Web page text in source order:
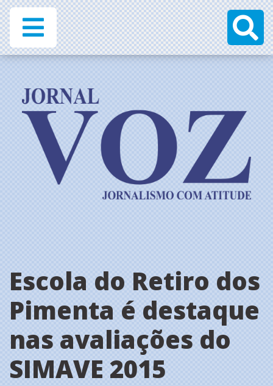
Escola do Retiro dos
Pimenta é destaque
nas avaliações do
SIMAVE 2015